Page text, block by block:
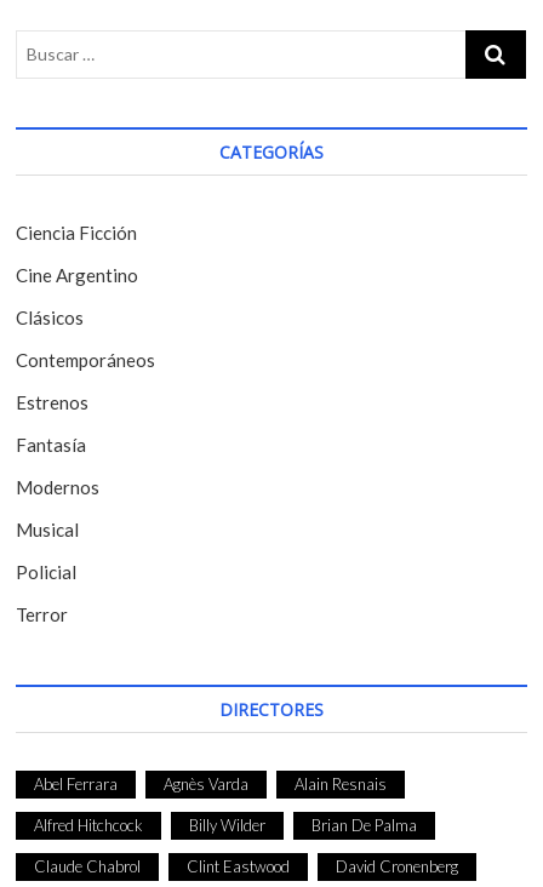
g
a
i
ó
n
e
e
n
t
r
a
d
a
s
p
s
:
:
CATEGORÍAS
Ciencia Ficción
Cine Argentino
Clásicos
Contemporáneos
Estrenos
Fantasía
Modernos
Musical
Policial
Terror
DIRECTORES
Abel Ferrara Agnès Varda Alain Resnais
Alfred Hitchcock Billy Wilder Brian De Palma
Claude Chabrol Clint Eastwood David Cronenberg